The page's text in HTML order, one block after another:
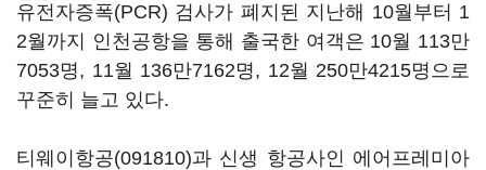
유전자증폭(PCR) 검사가 폐지된 지난해 10월부터 1
2월까지 인천공항을 통해 출국한 여객은 10월 113만
7053명, 11월 136만7162명, 12월 250만4215명으로
꾸준히 늘고 있다.
티웨이항공(091810)과 신생 항공사인 에어프레미아